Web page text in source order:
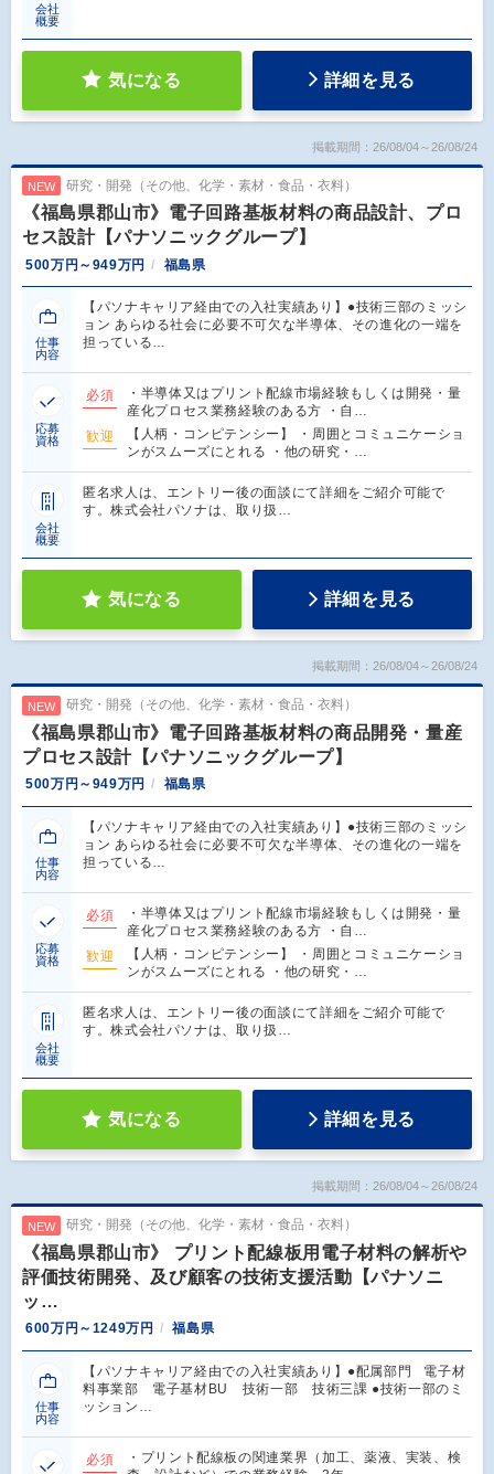
会社
概要
気になる 詳細を見る
掲載期間：26/08/04～26/08/24
NEW 研究・開発（その他、化学・素材・食品・衣料）
《福島県郡山市》電子回路基板材料の商品設計、プロ
セス設計【パナソニックグループ】
500万円～949万円 福島県
仕事
内容
【パソナキャリア経由での入社実績あり】●技術三部のミッシ
ョン あらゆる社会に必要不可欠な半導体、その進化の一端を
担っている…
応募
資格
必須
・半導体又はプリント配線市場経験もしくは開発・量
産化プロセス業務経験のある方 ・自…
歓迎
【人柄・コンピテンシー】 ・周囲とコミュニケーショ
ンがスムーズにとれる ・他の研究・…
会社
概要
匿名求人は、エントリー後の面談にて詳細をご紹介可能で
す。株式会社パソナは、取り扱…
気になる 詳細を見る
掲載期間：26/08/04～26/08/24
NEW 研究・開発（その他、化学・素材・食品・衣料）
《福島県郡山市》電子回路基板材料の商品開発・量産
プロセス設計【パナソニックグループ】
500万円～949万円 福島県
仕事
内容
【パソナキャリア経由での入社実績あり】●技術三部のミッシ
ョン あらゆる社会に必要不可欠な半導体、その進化の一端を
担っている…
応募
資格
必須
・半導体又はプリント配線市場経験もしくは開発・量
産化プロセス業務経験のある方 ・自…
歓迎
【人柄・コンピテンシー】 ・周囲とコミュニケーショ
ンがスムーズにとれる ・他の研究・…
会社
概要
匿名求人は、エントリー後の面談にて詳細をご紹介可能で
す。株式会社パソナは、取り扱…
気になる 詳細を見る
掲載期間：26/08/04～26/08/24
NEW 研究・開発（その他、化学・素材・食品・衣料）
《福島県郡山市》 プリント配線板用電子材料の解析や
評価技術開発、及び顧客の技術支援活動【パナソニ
ッ…
600万円～1249万円 福島県
仕事
内容
【パソナキャリア経由での入社実績あり】●配属部門 電子材
料事業部 電子基材BU 技術一部 技術三課 ●技術一部のミ
ッション…
必須
・プリント配線板の関連業界（加工、薬液、実装、検